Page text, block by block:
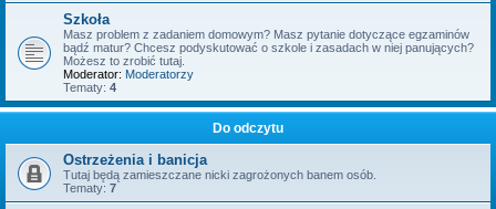
Szkoła
Masz problem z zadaniem domowym? Masz pytanie dotyczące egzaminów
bądź matur? Chcesz podyskutować o szkole i zasadach w niej panujących?
Możesz to zrobić tutaj.
Moderator: Moderatorzy
Tematy: 4
Do odczytu
Ostrzeżenia i banicja
Tutaj będą zamieszczane nicki zagrożonych banem osób.
Tematy: 7